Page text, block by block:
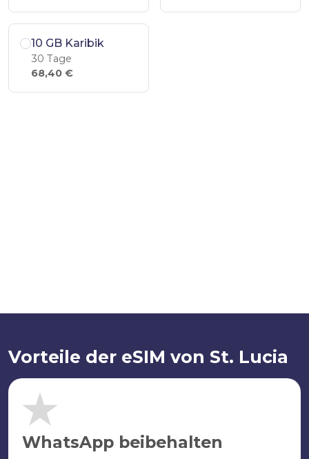
10 GB Karibik
30 Tage
68,40 €
Vorteile der eSIM von St. Lucia
WhatsApp beibehalten